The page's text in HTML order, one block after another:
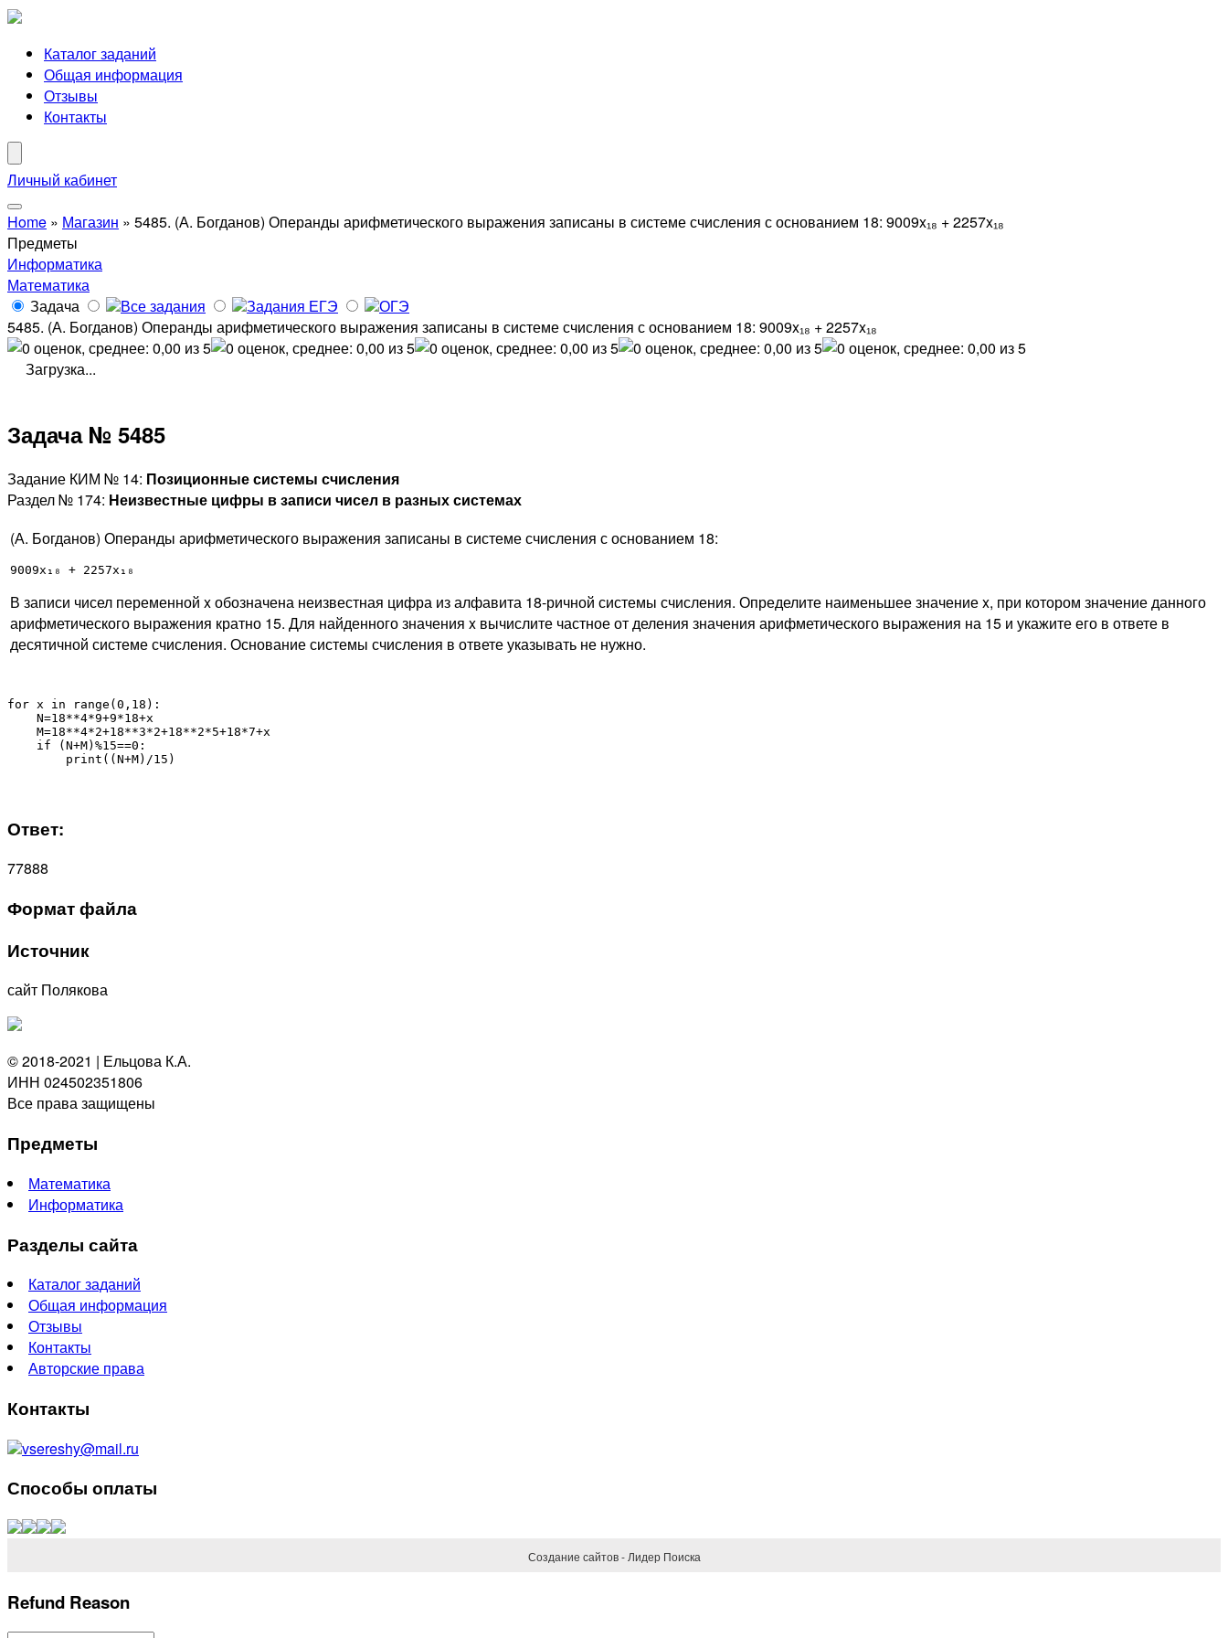
Каталог заданий
Общая информация
Отзывы
Контакты
Личный кабинет
Home » Магазин » 5485. (А. Богданов) Операнды арифметического выражения записаны в системе счисления с основанием 18: 9009x₁₈ + 2257x₁₈
Предметы
Информатика
Математика
Задача
Все задания Задания ЕГЭ
ОГЭ
5485. (А. Богданов) Операнды арифметического выражения записаны в системе счисления с основанием 18: 9009x₁₈ + 2257x₁₈
Загрузка...
Задача № 5485
Задание КИМ № 14: Позиционные системы счисления
Раздел № 174: Неизвестные цифры в записи чисел в разных системах
(А. Богданов) Операнды арифметического выражения записаны в системе счисления с основанием 18:
9009x₁₈ + 2257x₁₈
В записи чисел переменной x обозначена неизвестная цифра из алфавита 18-ричной системы счисления. Определите наименьшее значение x, при котором значение данного
арифметического выражения кратно 15. Для найденного значения x вычислите частное от деления значения арифметического выражения на 15 и укажите его в ответе в
десятичной системе счисления. Основание системы счисления в ответе указывать не нужно.
for x in range ( 0 , 18 ) :
    N
=18**4*9+9*18+x
    M
=18**4*2+18**3*2+18**2*5+18*7+x
if
( N+M) %15==0 :
print ( ( N+M) /15 )
Ответ:
77888
Формат файла
Источник
сайт Полякова
© 2018-2021 | Ельцова К.А.
ИНН 024502351806
Все права защищены
Предметы
Математика
Информатика
Разделы сайта
Каталог заданий
Общая информация
Отзывы
Контакты
Авторские права
Контакты
vsereshy@mail.ru
Способы оплаты
Создание сайтов - Лидер Поиска
Refund Reason